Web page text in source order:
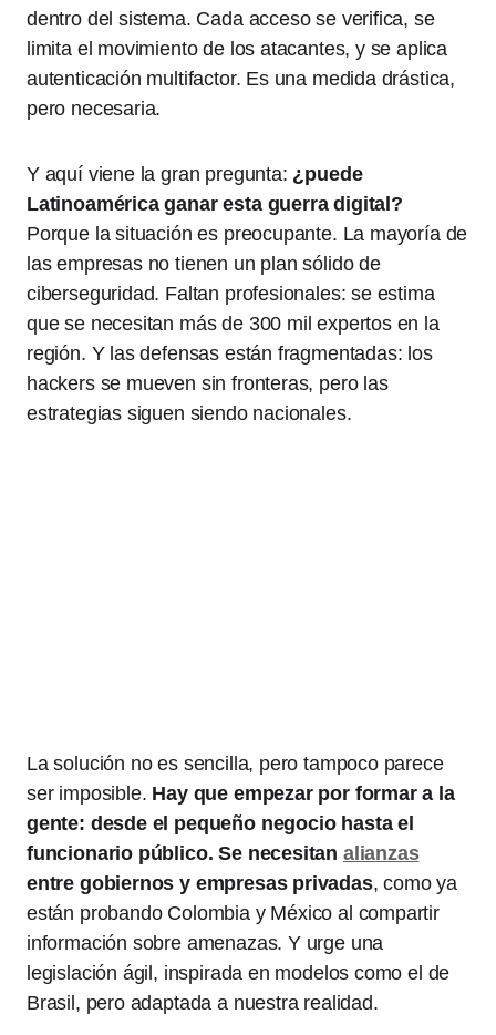
dentro del sistema. Cada acceso se verifica, se
limita el movimiento de los atacantes, y se aplica
autenticación multifactor. Es una medida drástica,
pero necesaria.
Y aquí viene la gran pregunta: ¿puede
Latinoamérica ganar esta guerra digital?
Porque la situación es preocupante. La mayoría de
las empresas no tienen un plan sólido de
ciberseguridad. Faltan profesionales: se estima
que se necesitan más de 300 mil expertos en la
región. Y las defensas están fragmentadas: los
hackers se mueven sin fronteras, pero las
estrategias siguen siendo nacionales.
La solución no es sencilla, pero tampoco parece
ser imposible. Hay que empezar por formar a la
gente: desde el pequeño negocio hasta el
funcionario público. Se necesitan alianzas
entre gobiernos y empresas privadas, como ya
están probando Colombia y México al compartir
información sobre amenazas. Y urge una
legislación ágil, inspirada en modelos como el de
Brasil, pero adaptada a nuestra realidad.